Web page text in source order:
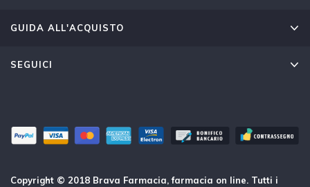
GUIDA ALL'ACQUISTO
SEGUICI
Copyright © 2018 Brava Farmacia, farmacia on line. Tutti i